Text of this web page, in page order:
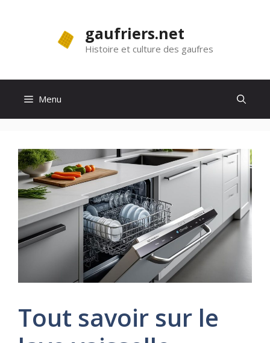
gaufriers.net
Histoire et culture des gaufres
Menu
Tout savoir sur le